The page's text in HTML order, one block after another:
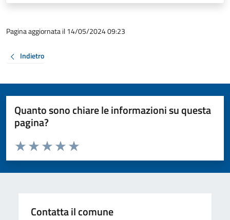
Pagina aggiornata il 14/05/2024 09:23
Indietro
Quanto sono chiare le informazioni su questa
pagina?
Valuta da 1 a 5 stelle la pagina
Valuta 5 stelle su 5
Valuta 4 stelle su 5
Valuta 3 stelle su 5
Valuta 2 stelle su 5
Valuta 1 stelle su 5
Contatta il comune